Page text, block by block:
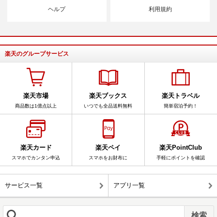
ヘルプ 利用規約
楽天のグループサービス
楽天市場
商品数は1億点以上
楽天ブックス
いつでも全品送料無料
楽天トラベル
簡単宿泊予約！
楽天カード
スマホでカンタン申込
楽天ペイ
スマホをお財布に
楽天PointClub
手軽にポイントを確認
サービス一覧 アプリ一覧